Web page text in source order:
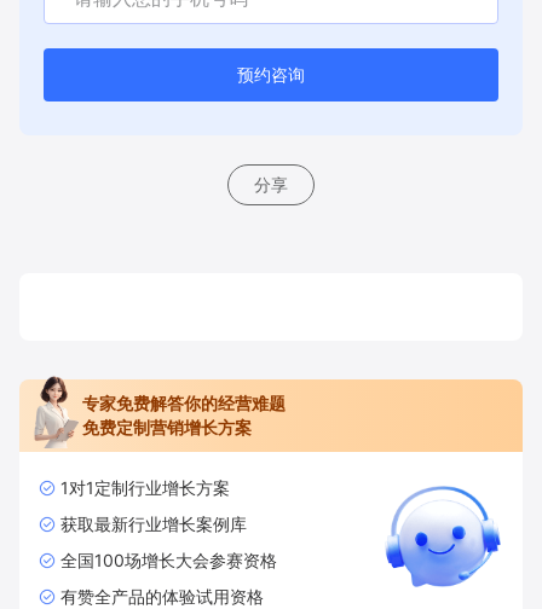
预约咨询
分享
专家免费解答你的经营难题
免费定制营销增长方案
1对1定制行业增长方案
获取最新行业增长案例库
全国100场增长大会参赛资格
有赞全产品的体验试用资格